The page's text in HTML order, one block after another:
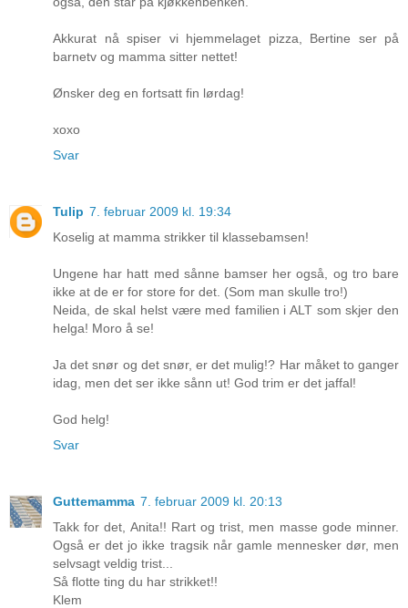
Akkurat nå spiser vi hjemmelaget pizza, Bertine ser på
barnetv og mamma sitter nettet!
Ønsker deg en fortsatt fin lørdag!
xoxo
Svar
Tulip 7. februar 2009 kl. 19:34
Koselig at mamma strikker til klassebamsen!
Ungene har hatt med sånne bamser her også, og tro bare
ikke at de er for store for det. (Som man skulle tro!)
Neida, de skal helst være med familien i ALT som skjer den
helga! Moro å se!
Ja det snør og det snør, er det mulig!? Har måket to ganger
idag, men det ser ikke sånn ut! God trim er det jaffal!
God helg!
Svar
Guttemamma 7. februar 2009 kl. 20:13
Takk for det, Anita!! Rart og trist, men masse gode minner.
Også er det jo ikke tragsik når gamle mennesker dør, men
selvsagt veldig trist...
Så flotte ting du har strikket!!
Klem